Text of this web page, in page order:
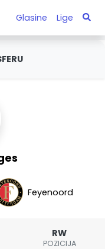
Glasine Lige
Feyenoord
RW
POZICIJA